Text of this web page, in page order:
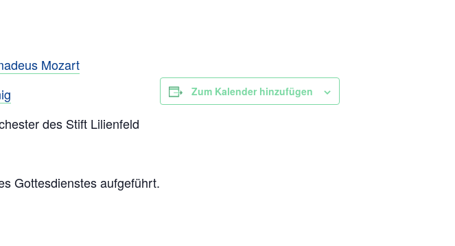
Mozart
des Stift Lilienfeld
Gottesdienstes aufgeführt.
Zum Kalender hinzufügen